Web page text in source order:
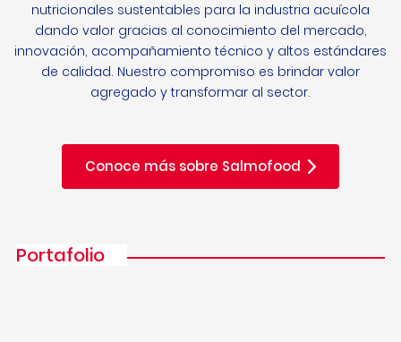
nutricionales sustentables para la industria acuícola
dando valor gracias al conocimiento del mercado,
innovación, acompañamiento técnico y altos estándares
de calidad. Nuestro compromiso es brindar valor
agregado y transformar al sector.
Conoce más sobre Salmofood
Portafolio